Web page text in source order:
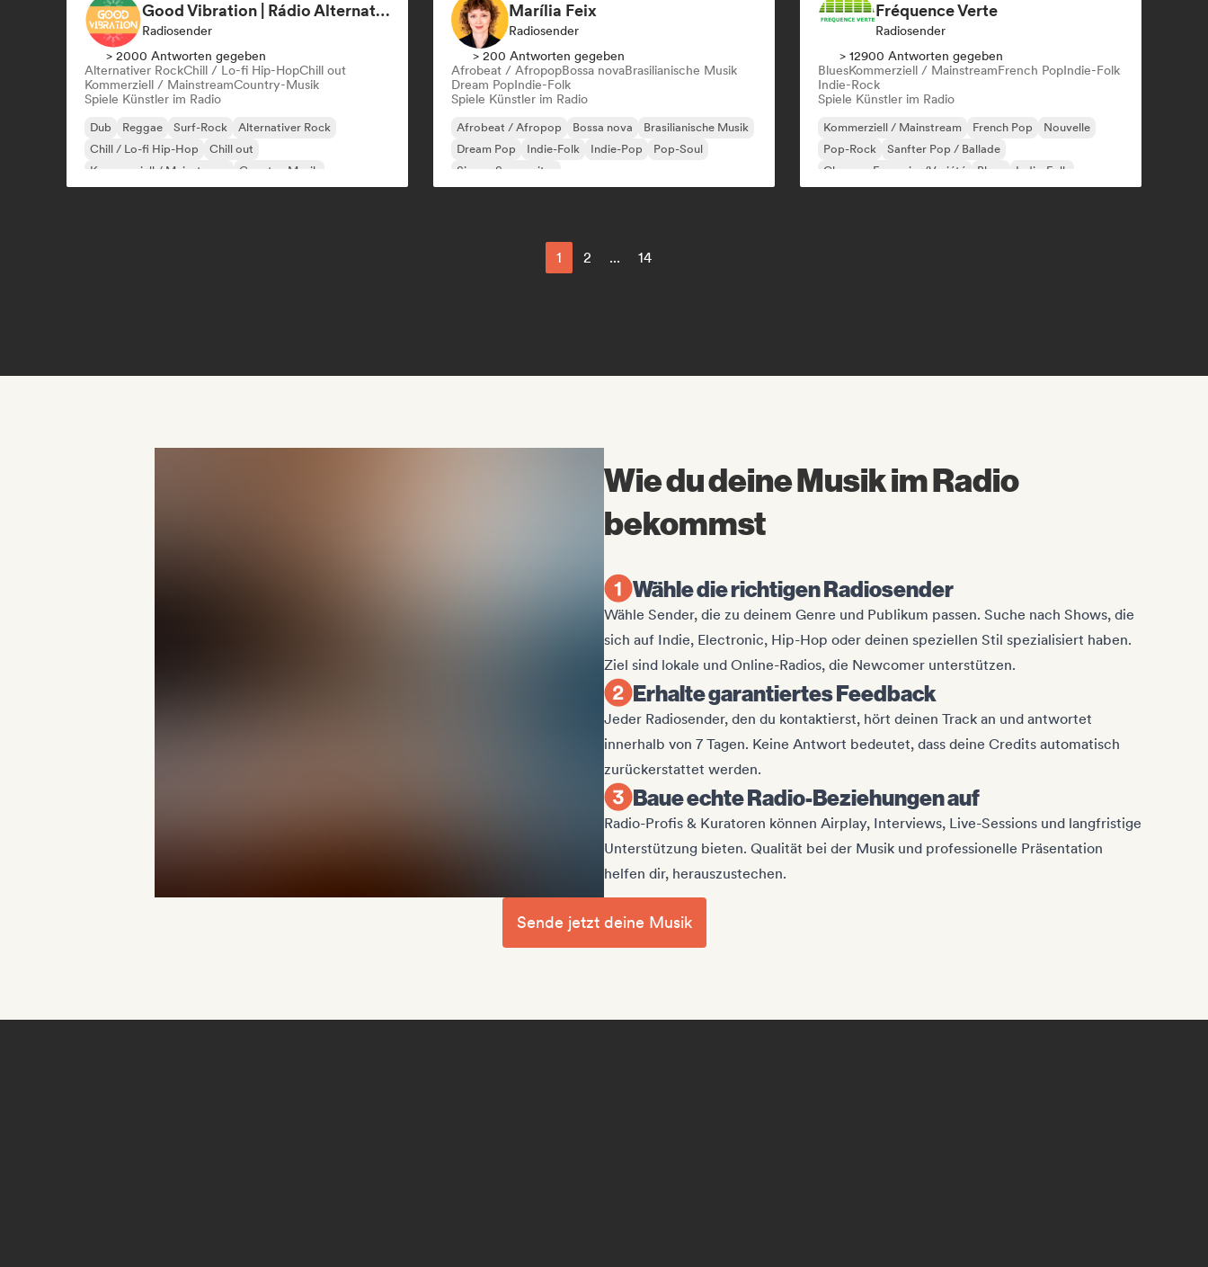
Good Vibration | Rádio Alternativa Rock
Radiosender
> 2000 Antworten gegeben
Alternativer RockChill / Lo-fi Hip-HopChill out
Kommerziell / MainstreamCountry-Musik
Spiele Künstler im Radio
Dub Reggae Surf-Rock
Alternativer Rock
Chill / Lo-fi Hip-Hop
Chill out
Kommerziell / Mainstream
Country-Musik
Marília Feix
Radiosender
> 200 Antworten gegeben
Afrobeat / AfropopBossa novaBrasilianische Musik
Dream PopIndie-Folk
Spiele Künstler im Radio
Afrobeat / Afropop Bossa nova
Brasilianische Musik
Dream Pop
Indie-Folk Indie-Pop
Pop-Soul
Singer-Songwriter
Fréquence Verte
Radiosender
> 12900 Antworten gegeben
BluesKommerziell / MainstreamFrench PopIndie-Folk
Indie-Rock
Spiele Künstler im Radio
Kommerziell / Mainstream French Pop
Nouvelle
Pop-Rock
Sanfter Pop / Ballade
Chanson Française/Variété
Blues Indie-Folk
1 2 ... 14
Wie du deine Musik im Radio
bekommst
Wähle die richtigen Radiosender
Wähle Sender, die zu deinem Genre und Publikum passen. Suche nach Shows, die
sich auf Indie, Electronic, Hip-Hop oder deinen speziellen Stil spezialisiert haben.
Ziel sind lokale und Online-Radios, die Newcomer unterstützen.
Erhalte garantiertes Feedback
Jeder Radiosender, den du kontaktierst, hört deinen Track an und antwortet
innerhalb von 7 Tagen. Keine Antwort bedeutet, dass deine Credits automatisch
zurückerstattet werden.
Baue echte Radio-Beziehungen auf
Radio-Profis & Kuratoren können Airplay, Interviews, Live-Sessions und langfristige
Unterstützung bieten. Qualität bei der Musik und professionelle Präsentation
helfen dir, herauszustechen.
Sende jetzt deine Musik